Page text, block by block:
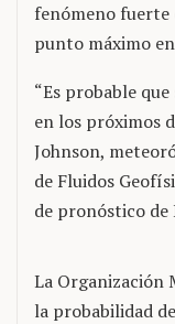
fenómeno fuerte
punto máximo
“Es probable
en los próximos
Johnson,
de Fluidos
de pronóstico de
La Organización
la probabilidad